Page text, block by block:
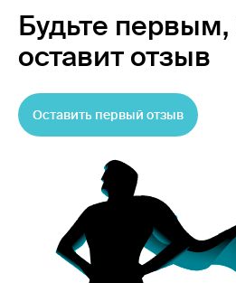
Будьте первым,
оставит отзыв
Оставить первый отзыв